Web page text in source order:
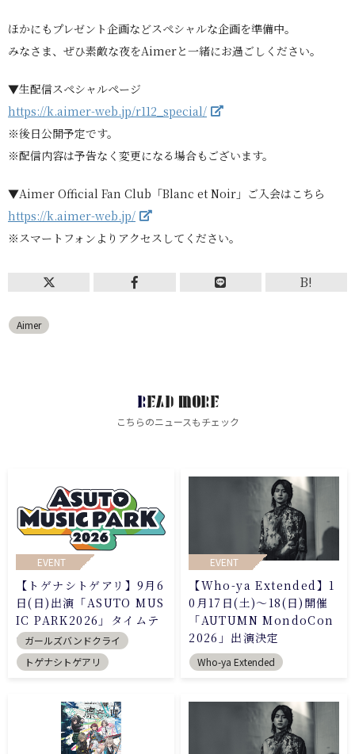
ほかにもプレゼント企画などスペシャルな企画を準備中。
みなさま、ぜひ素敵な夜をAimerと一緒にお過ごしください。
▼生配信スペシャルページ
https://k.aimer-web.jp/r112_special/
※後日公開予定です。
※配信内容は予告なく変更になる場合もございます。
▼Aimer Official Fan Club「Blanc et Noir」ご入会はこちら
https://k.aimer-web.jp/
※スマートフォンよりアクセスしてください。
B!
Aimer
READ MORE
こちらのニュースもチェック
EVENT
【トゲナシトゲアリ】9月6
日(日)出演「ASUTO MUS
IC PARK2026」タイムテ
ーブル公開
ガールズバンドクライ
トゲナシトゲアリ
EVENT
【Who-ya Extended】1
0月17日(土)～18(日)開催
「AUTUMN MondoCon
2026」出演決定
Who-ya Extended